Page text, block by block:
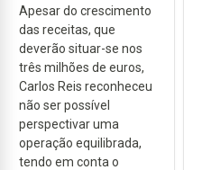
Apesar do crescimento
das receitas, que
deverão situar-se nos
três milhões de euros,
Carlos Reis reconheceu
não ser possível
perspectivar uma
operação equilibrada,
tendo em conta o